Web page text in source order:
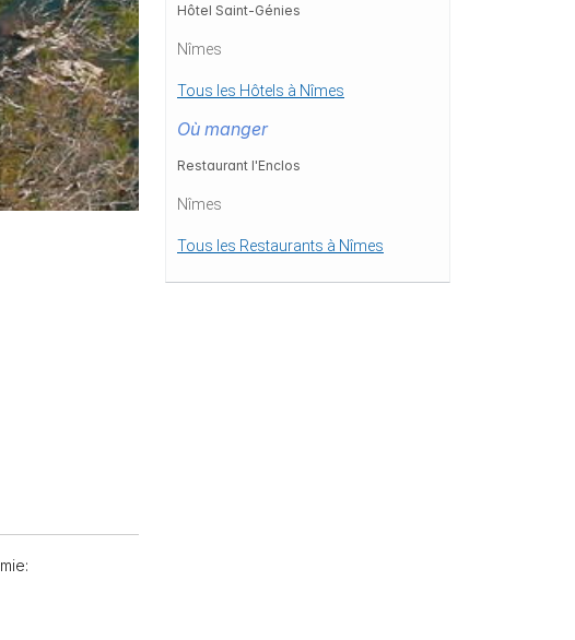
Hôtel Saint-Génies
Nîmes
Tous les Hôtels à Nîmes
Où manger
Restaurant l'Enclos
Nîmes
Tous les Restaurants à Nîmes